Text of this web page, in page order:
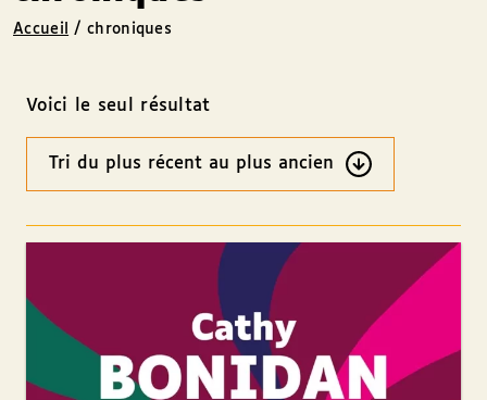
Accueil /chroniques
Voici le seul résultat
Ordre